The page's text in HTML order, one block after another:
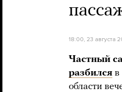
18:00, 23 августа
Частный
разбился в
области